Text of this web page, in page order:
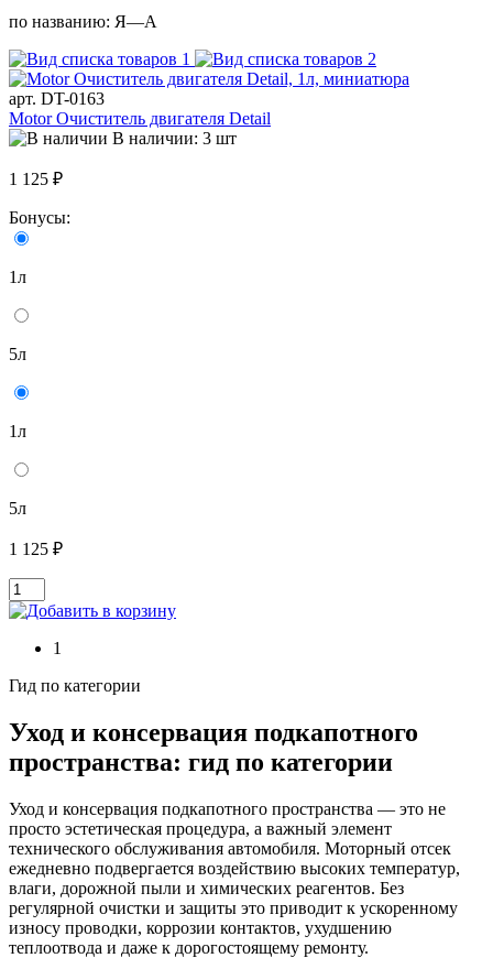
по названию: Я—А
арт. DT-0163
Motor Очиститель двигателя Detail
В наличии: 3 шт
1 125 ₽
Бонусы:
1л
5л
1л
5л
1 125 ₽
1
Гид по категории
Уход и консервация подкапотного
пространства: гид по категории
Уход и консервация подкапотного пространства — это не
просто эстетическая процедура, а важный элемент
технического обслуживания автомобиля. Моторный отсек
ежедневно подвергается воздействию высоких температур,
влаги, дорожной пыли и химических реагентов. Без
регулярной очистки и защиты это приводит к ускоренному
износу проводки, коррозии контактов, ухудшению
теплоотвода и даже к дорогостоящему ремонту.